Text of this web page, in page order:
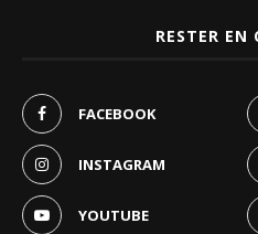
RESTER EN
FACEBOOK
INSTAGRAM
YOUTUBE